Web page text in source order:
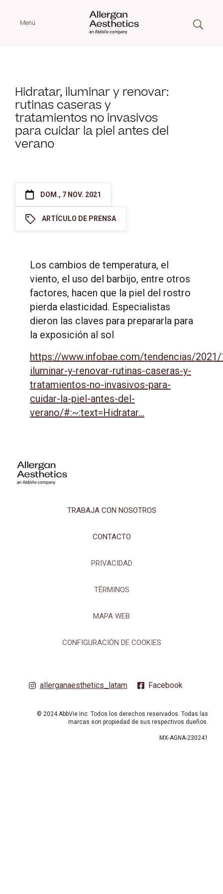
Menú
Hidratar, iluminar y renovar:
rutinas caseras y
tratamientos no invasivos
para cuidar la piel antes del
verano
DOM., 7 NOV. 2021
ARTÍCULO DE PRENSA
Los cambios de temperatura, el
viento, el uso del barbijo, entre otros
factores, hacen que la piel del rostro
pierda elasticidad. Especialistas
dieron las claves para prepararla para
la exposición al sol
https://www.infobae.com/tendencias/
iluminar-y-renovar-rutinas-caseras-y-
tratamientos-no-invasivos-para-
cuidar-la-piel-antes-del-
verano/#:~:text=Hidratar...
TRABAJA CON NOSOTROS
CONTACTO
PRIVACIDAD
TÉRMINOS
MAPA WEB
CONFIGURACIÓN DE COOKIES
allerganaesthetics_latam Facebook
© 2024 AbbVie Inc. Todos los derechos reservados. Todas las
marcas son propiedad de sus respectivos dueños.
MX-AGNA-230241